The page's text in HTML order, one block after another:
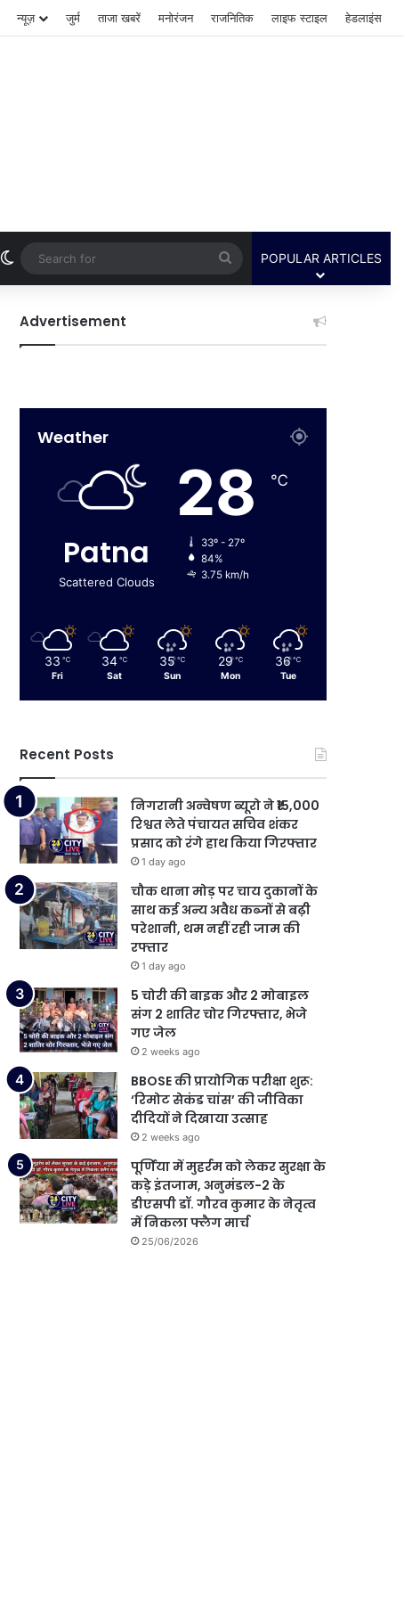
न्यूज़ जुर्म ताजा खबरें मनोरंजन राजनितिक लाइफ स्टाइल हेडलाइंस
Switch skin
Search
for
POPULAR ARTICLES
Advertisement
Weather
Patna
Scattered Clouds
28 ℃
33º - 27º
84%
3.75 km/h
33 ℃
Fri
34 ℃
Sat
35 ℃
Sun
29 ℃
Mon
36 ℃
Tue
Recent Posts
निगरानी अन्वेषण ब्यूरो ने ₹15,000
रिश्वत लेते पंचायत सचिव शंकर
प्रसाद को रंगे हाथ किया गिरफ्तार
1 day ago
चौक थाना मोड़ पर चाय दुकानों के
साथ कई अन्य अवैध कब्जों से बढ़ी
परेशानी, थम नहीं रही जाम की
रफ्तार
1 day ago
5 चोरी की बाइक और 2 मोबाइल
संग 2 शातिर चोर गिरफ्तार, भेजे
गए जेल
2 weeks ago
BBOSE की प्रायोगिक परीक्षा शुरू:
‘रिमोट सेकंड चांस’ की जीविका
दीदियों ने दिखाया उत्साह
2 weeks ago
पूर्णिया में मुहर्रम को लेकर सुरक्षा के
कड़े इंतजाम, अनुमंडल-2 के
डीएसपी डॉ. गौरव कुमार के नेतृत्व
में निकला फ्लैग मार्च
25/06/2026